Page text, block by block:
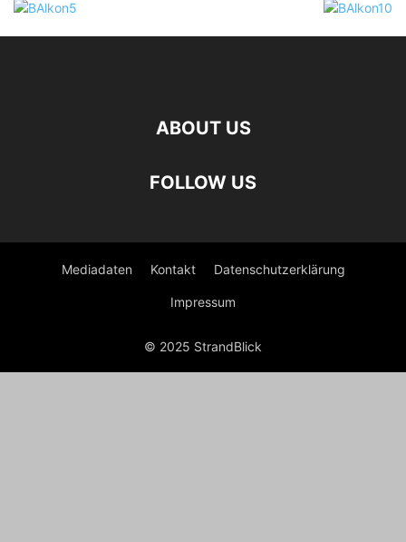
ABOUT US
FOLLOW US
Mediadaten Kontakt Datenschutzerklärung
Impressum
© 2025 StrandBlick